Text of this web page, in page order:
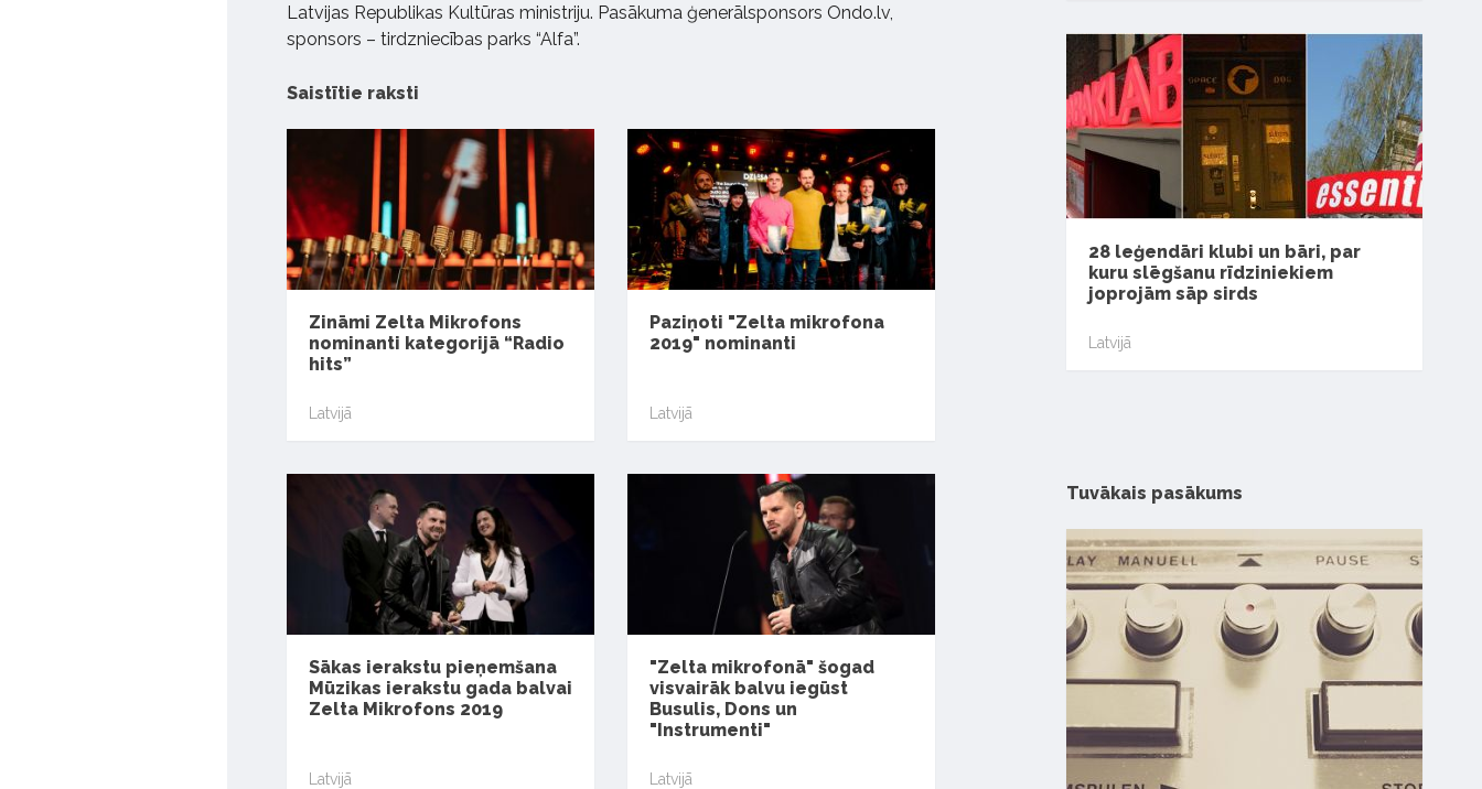
Latvijas Republikas Kultūras ministriju. Pasākuma ģenerālsponsors Ondo.lv,
sponsors – tirdzniecības parks “Alfa”.
Saistītie raksti
Zināmi Zelta Mikrofons
nominanti kategorijā “Radio
hits”
Latvijā
Paziņoti "Zelta mikrofona
2019" nominanti
Latvijā
Sākas ierakstu pieņemšana
Mūzikas ierakstu gada balvai
Zelta Mikrofons 2019
Latvijā
"Zelta mikrofonā" šogad
visvairāk balvu iegūst
Busulis, Dons un
"Instrumenti"
Latvijā
28 leģendāri klubi un bāri, par
kuru slēgšanu rīdziniekiem
joprojām sāp sirds
Latvijā
Tuvākais pasākums